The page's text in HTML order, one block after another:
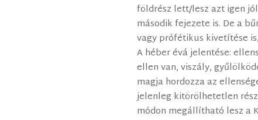
földrész lett/lesz azt igen
második fejezete is. De a
vagy prófétikus kivetítése
A héber évá jelentése:
ellen van, viszály,
magja hordozza az
jelenleg kitörölhetetlen
módon megállítható lesz a